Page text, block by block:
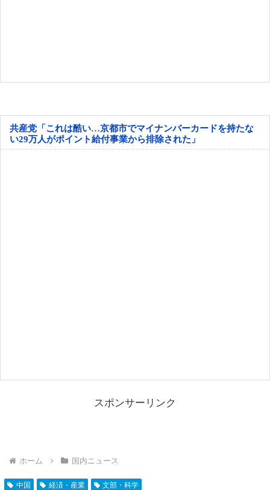
共産党「これは酷い…京都市でマイナンバーカードを持たな
い29万人がポイント給付事業から排除された」
スポンサーリンク
ホーム 国内ニュース
中国 経済・産業 文部・科学